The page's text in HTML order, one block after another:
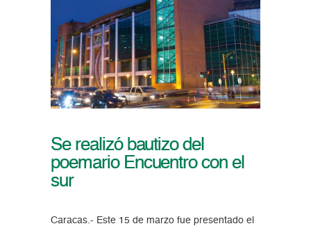
Se realizó bautizo del
poemario Encuentro con el
sur
Caracas.- Este 15 de marzo fue presentado el